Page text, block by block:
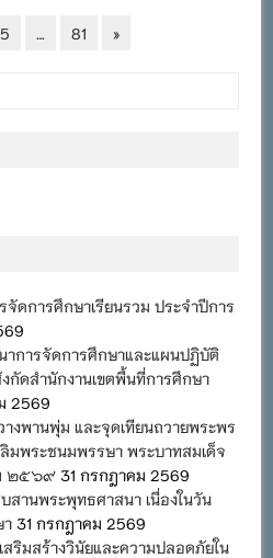
5 … 81 »
ดการศึกษาเรียนรวม ประจำปีการ
การจัดการศึกษาและแผนปฏิบัติ
งกัดสำนักงานเขตพื้นที่การศึกษา
2569
งพานพุ่ม และจุดเทียนถวายพระพร
มพระชนมพรรษา พระบาทสมเด็จ
๒๕๖๙ 31 กรกฎาคม 2569
สานพระพุทธศาสนา เนื่องในวัน
า 31 กรกฎาคม 2569
เสริมสร้างวินัยและความปลอดภัยใน